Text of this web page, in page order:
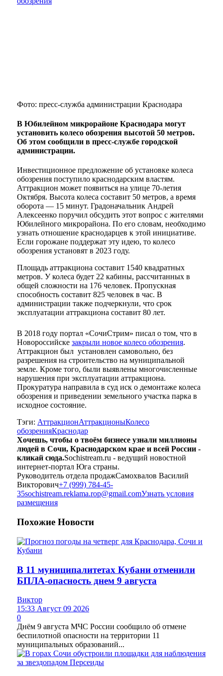
Фото: пресс-служба администрации Краснодара
В Юбилейном микрорайоне Краснодара могут
установить колесо обозрения высотой 50 метров.
Об этом сообщили в пресс-службе городской
администрации.
Инвестиционное предложение об установке колеса
обозрения поступило краснодарским властям.
Аттракцион может появиться на улице 70-летия
Октября. Высота колеса составит 50 метров, а время
оборота — 15 минут. Градоначальник Андрей
Алексеенко поручил обсудить этот вопрос с жителями
Юбилейного микрорайона. По его словам, необходимо
узнать отношение краснодарцев к этой инициативе.
Если горожане поддержат эту идею, то колесо
обозрения установят в 2023 году.
Площадь аттракциона составит 1540 квадратных
метров. У колеса будет 22 кабины, рассчитанных в
общей сложности на 176 человек. Пропускная
способность составит 825 человек в час. В
администрации также подчеркнули, что срок
эксплуатации аттракциона составит 80 лет.
В 2018 году портал «СочиСтрим» писал о том, что в
Новороссийске закрыли новое колесо обозрения.
Аттракцион был установлен самовольно, без
разрешения на строительство на муниципальной
земле. Кроме того, были выявлены многочисленные
нарушения при эксплуатации аттракциона.
Прокуратура направила в суд иск о демонтаже колеса
обозрения и приведении земельного участка парка в
исходное состояние.
Тэги: АттракционАттракционыКолесо
обозренияКраснодар
Хочешь, чтобы о твоём бизнесе узнали миллионы
людей в Сочи, Краснодарском крае и всей России -
кликай сюда.Sochistream.ru - ведущий новостной
интернет-портал Юга страны.
Руководитель отдела продажСамохвалов Василий
Викторович+7 (999) 784-45-
35sochistream.reklama.rop@gmail.comУзнать условия
размещения
Похожие Новости
В 11 муниципалитетах Кубани отменили
БПЛА-опасность днем 9 августа
Виктор
15:33 Август 09 2026
0
Днём 9 августа МЧС России сообщило об отмене
беспилотной опасности на территории 11
муниципальных образований...